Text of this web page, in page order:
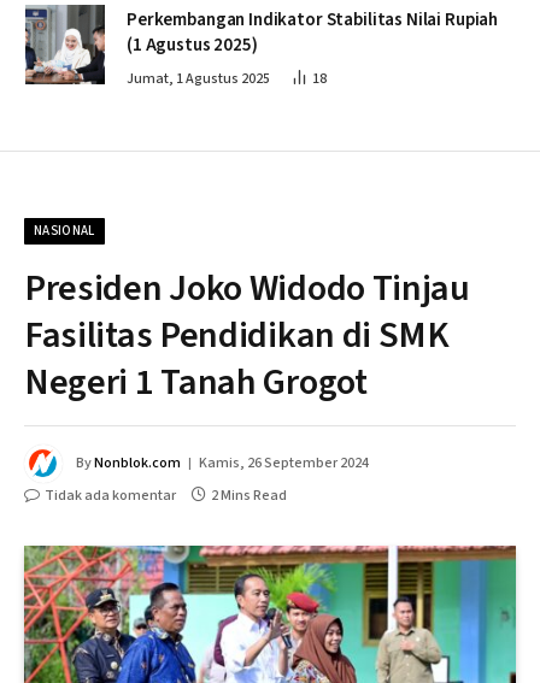
Perkembangan Indikator Stabilitas Nilai Rupiah
(1 Agustus 2025)
Jumat, 1 Agustus 2025 18
NASIONAL
Presiden Joko Widodo Tinjau
Fasilitas Pendidikan di SMK
Negeri 1 Tanah Grogot
ByNonblok.com
Kamis, 26 September 2024
Tidak ada komentar
2 Mins Read